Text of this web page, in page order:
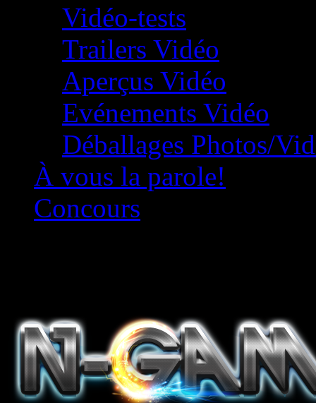
Vidéo-tests
Trailers Vidéo
Aperçus Vidéo
Evénements Vidéo
Déballages Photos/
À vous la parole!
Concours